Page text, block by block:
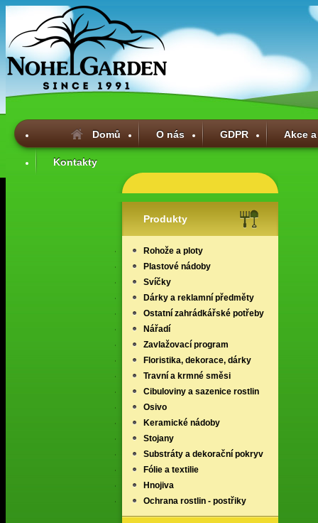
Domů O nás GDPR Akce
Kontakty
Produkty
Rohože a ploty
Plastové nádoby
Svíčky
Dárky a reklamní předměty
Ostatní zahrádkářské potřeby
Nářadí
Zavlažovací program
Floristika, dekorace, dárky
Travní a krmné směsi
Cibuloviny a sazenice rostlin
Osivo
Keramické nádoby
Stojany
Substráty a dekorační pokryv
Fólie a textilie
Hnojiva
Ochrana rostlin - postřiky